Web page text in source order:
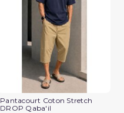
Pantacourt Coton Stretch
DROP Qaba'il